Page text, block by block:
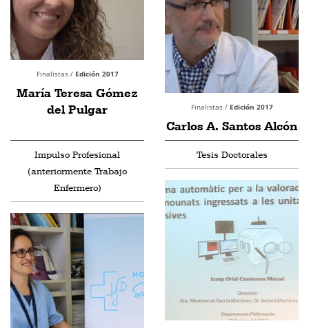
Finalistas / Edición 2017
María Teresa Gómez
del Pulgar
Finalistas / Edición 2017
Carlos A. Santos Alcón
Impulso Profesional
(anteriormente Trabajo
Enfermero)
Tesis Doctorales